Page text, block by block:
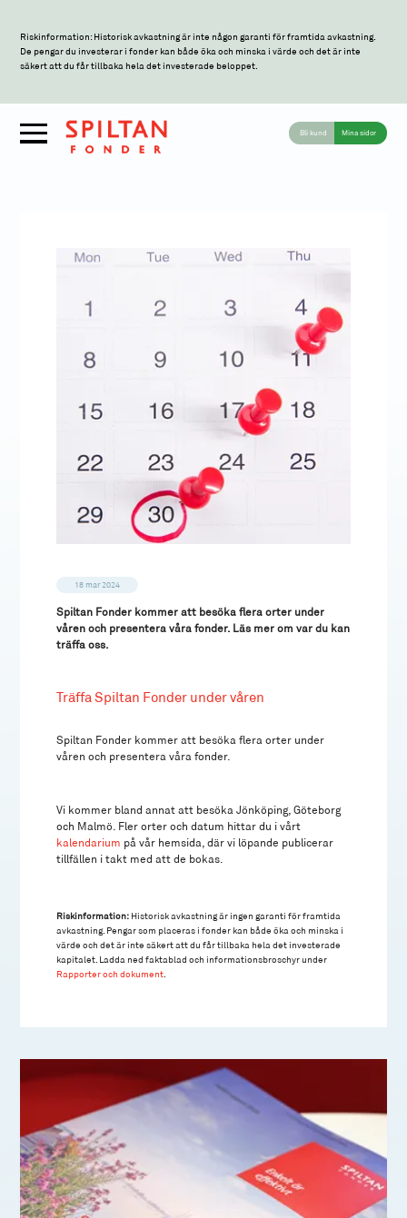
Riskinformation: Historisk avkastning är inte någon garanti för framtida avkastning.
De pengar du investerar i fonder kan både öka och minska i värde och det är inte
säkert att du får tillbaka hela det investerade beloppet.
Bli kund Mina sidor
18 mar 2024
Spiltan Fonder kommer att besöka flera orter under
våren och presentera våra fonder. Läs mer om var du kan
träffa oss.
Träffa Spiltan Fonder under våren
Spiltan Fonder kommer att besöka flera orter under
våren och presentera våra fonder.
Vi kommer bland annat att besöka Jönköping, Göteborg
och Malmö. Fler orter och datum hittar du i vårt
kalendarium på vår hemsida, där vi löpande publicerar
tillfällen i takt med att de bokas.
Riskinformation: Historisk avkastning är ingen garanti för framtida
avkastning. Pengar som placeras i fonder kan både öka och minska i
värde och det är inte säkert att du får tillbaka hela det investerade
kapitalet. Ladda ned faktablad och informationsbroschyr under
Rapporter och dokument.